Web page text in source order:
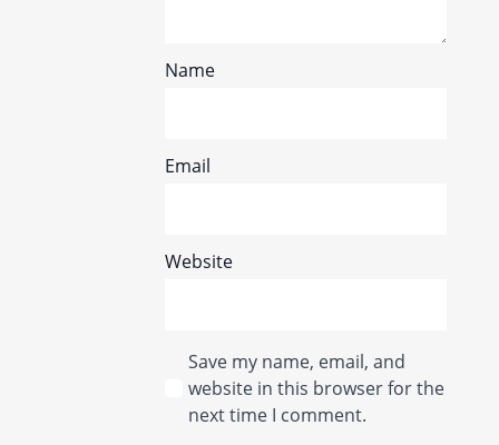
Name
Email
Website
Save my name, email, and
website in this browser for the
next time I comment.